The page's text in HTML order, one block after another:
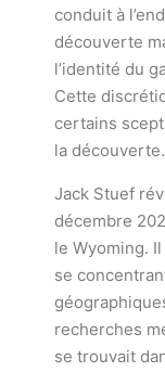
conduit à
découverte
l’identité du
Cette
certains
la découverte.
Jack Stuef
décembre
le Wyoming.
se
recherches
se trouvait